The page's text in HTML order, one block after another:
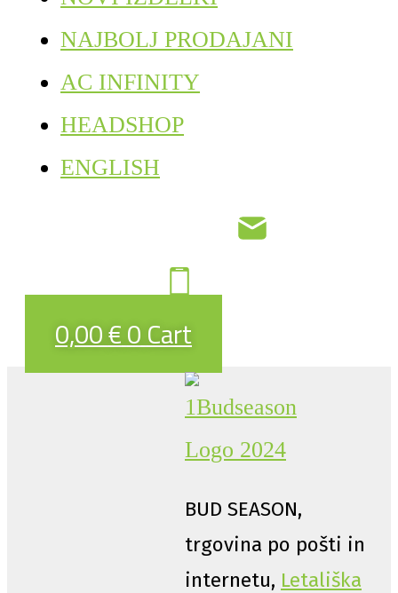
NAJBOLJ PRODAJANI
AC INFINITY
HEADSHOP
ENGLISH
0,00€0Cart
BUD SEASON,
trgovina po pošti in
internetu, Letališka